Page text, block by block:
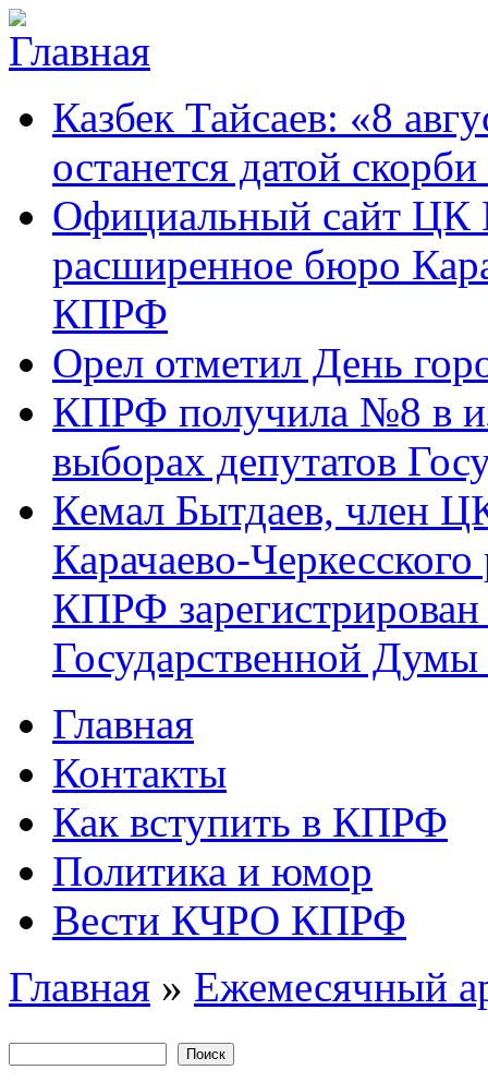
Перейти к основному содержанию
Черкесское
республиканское
отделение
Коммунистической
партии Российской
Федерации
аргументы,
факты Казбек Тайсаев: «8
останется датой
Официальный сайт ЦК
расширенное бюро
КПРФ
Орел отметил День
КПРФ получила №8 в
выборах депутатов
Кемал Бытдаев, член
Карачаево-
КПРФ
Государственной
Главное меню
Главная
Контакты
Как вступить в КПРФ
Политика и юмор
Вести КЧРО КПРФ
Вы здесь
Главная » Ежемесячный
Форма поиска